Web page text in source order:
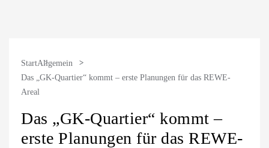
StartAllgemein
Das „GK-Quartier“ kommt – erste Planungen für das REWE-
Areal
Das „GK-Quartier“ kommt –
erste Planungen für das REWE-